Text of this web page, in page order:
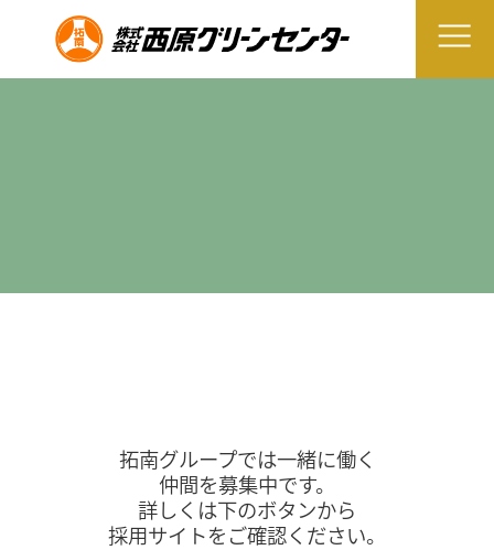
拓南グループでは一緒に働く
仲間を募集中です。
詳しくは下のボタンから
採用サイトをご確認ください。